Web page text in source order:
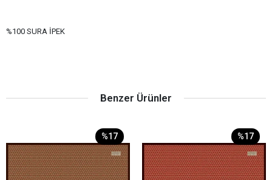
%100 SURA İPEK
Benzer Ürünler
%17 %17